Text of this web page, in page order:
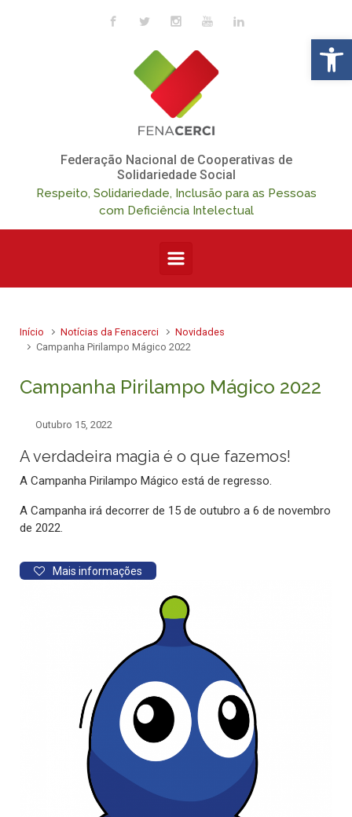
Federação Nacional de Cooperativas de
Solidariedade Social
Respeito, Solidariedade, Inclusão para as Pessoas
com Deficiência Intelectual
Início Notícias da Fenacerci
Novidades
Campanha Pirilampo Mágico 2022
Campanha Pirilampo Mágico 2022
Outubro 15, 2022
A verdadeira magia é o que fazemos!
A Campanha Pirilampo Mágico está de regresso.
A Campanha irá decorrer de 15 de outubro a 6 de novembro
de 2022.
Mais informações